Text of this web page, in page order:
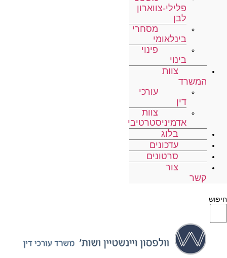
פלילי-צווארון
לבן
מסחרי
בינלאומי
פינוי
בינוי
צוות
המשרד
עורכי
דין
צוות
אדמיניסטרטיבי
בלוג
עדכונים
סרטונים
צור
קשר
חיפוש